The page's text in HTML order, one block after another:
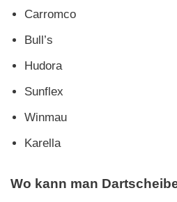
Carromco
Bull’s
Hudora
Sunflex
Winmau
Karella
Wo kann man